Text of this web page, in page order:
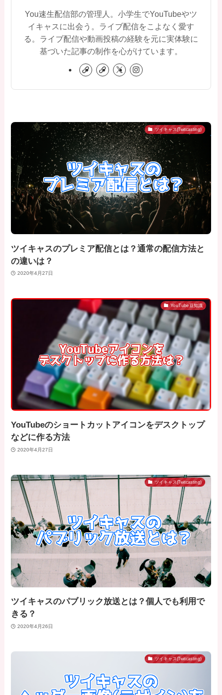
You速生配信部の管理人。小学生でYouTubeやツ
イキャスに出会う。ライブ配信をこよなく愛す
る。ライブ配信や動画投稿の経験を元に実体験に
基づいた記事の制作を心がけています。
ツイキャス(Twitcasting)
ツイキャスのプレミア配信とは？通常の配信方法と
の違いは？
2020年4月27日
YouTube豆知識
YouTubeのショートカットアイコンをデスクトップ
などに作る方法
2020年4月27日
ツイキャス(Twitcasting)
ツイキャスのパブリック放送とは？個人でも利用で
きる？
2020年4月26日
ツイキャス(Twitcasting)